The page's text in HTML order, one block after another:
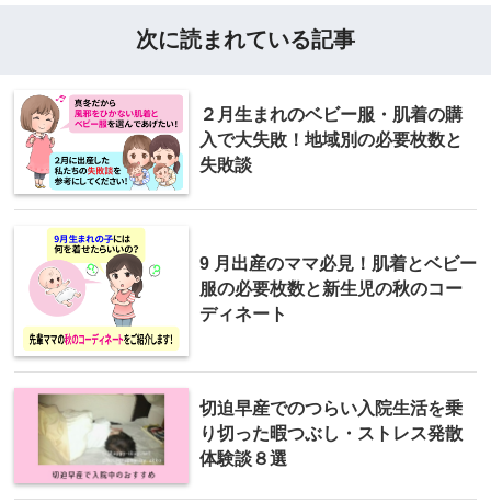
次に読まれている記事
２月生まれのベビー服・肌着の購
入で大失敗！地域別の必要枚数と
失敗談
9 月出産のママ必見！肌着とベビー
服の必要枚数と新生児の秋のコー
ディネート
切迫早産でのつらい入院生活を乗
り切った暇つぶし・ストレス発散
体験談８選